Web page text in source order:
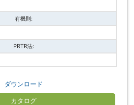
有機則:
PRTR法:
ダウンロード
カタログ